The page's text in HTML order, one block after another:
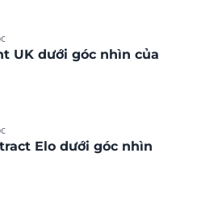
UK dưới góc nhìn của
Elo dưới góc nhìn